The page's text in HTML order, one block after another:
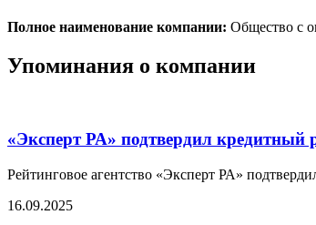
Полное наименование компании: Общество с
Упоминания о компании
«Эксперт РА» подтвердил
Рейтинговое агентство «Эксперт РА»
16.09.2025